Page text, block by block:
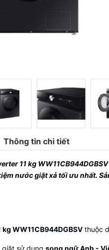
Thông tin chi tiết
11 kg WW11CB944DGBSV
nước giặt xả tối ưu nhất.
WW11CB944DGBSV thuộc